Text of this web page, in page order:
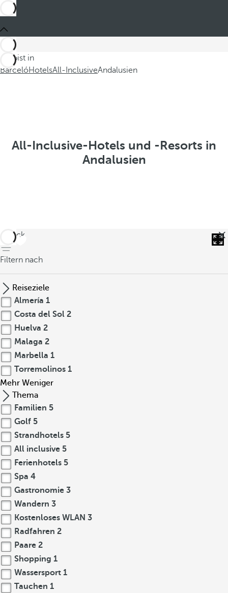
Du bist in
BarcelóHotelsAll-InclusiveAndalusien
All-Inclusive-Hotels und -Resorts in
Andalusien
zurück
Filtern nach
Reiseziele
Almería 1
Costa del Sol 2
Huelva 2
Malaga 2
Marbella 1
Torremolinos 1
Mehr Weniger
Thema
Familien 5
Golf 5
Strandhotels 5
All inclusive 5
Ferienhotels 5
Spa 4
Gastronomie 3
Wandern 3
Kostenloses WLAN 3
Radfahren 2
Paare 2
Shopping 1
Wassersport 1
Tauchen 1